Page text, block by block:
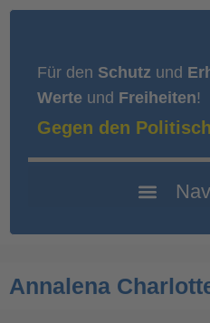
Für den Schutz und
Werte und Freiheiten!
Gegen den
Annalena